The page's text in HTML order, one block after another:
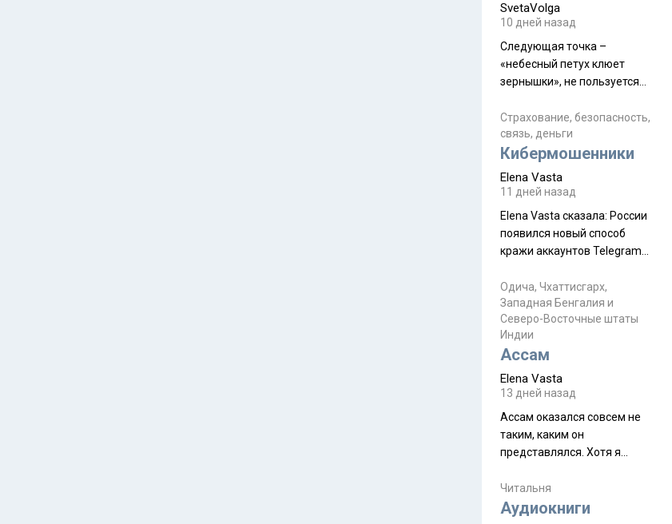
мальчик из религиозной
семьи, из тех, кого называют
"вязаные кипы". С 2022-го
SvetaVolga
10 дней назад
Следующая точка –
«небесный петух клюет
зернышки», не пользуется
заслужено, и чтобы попасть
на начало тропы показали
водителю карту, иначе
Пошли туда, потому что я
отзывов. По мне – сплошная
физуха, долгий спуск, потом
подъем по этому же пути.
Пока
Страхование, безопасность,
связь, деньги
Кибермошенники
Elena Vasta
11 дней назад
Elena Vasta сказалa: России
появился новый способ
кражи аккаунтов Telegram
Прочитайте! У моих двух
знакомых вот так увели
аккаунты
Одича, Чхаттисгарх,
Западная Бенгалия и
Северо-Восточные штаты
Индии
Ассам
Elena Vasta
13 дней назад
Ассам оказался совсем не
таким, каким он
представлялся. Хотя я
краешек, но все же схватила
ауру штата, как-то он меня
Читальня
Аудиокниги